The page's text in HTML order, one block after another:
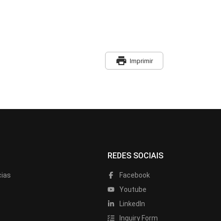
print Imprimir
REDES SOCIAIS
Facebook
Youtube
LinkedIn
Inquiry Form